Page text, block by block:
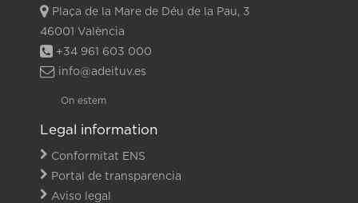
Plaça de la Mare de Déu de la Pau, 3
46001 València
+34 961 603 000
info@adeituv.es
On estem
Legal information
Conformitat ENS
Portal de transparencia
Aviso legal